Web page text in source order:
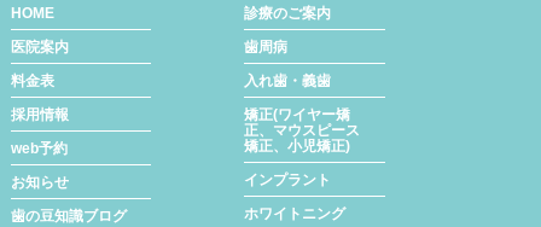
HOME
医院案内
料金表
採用情報
web予約
お知らせ
歯の豆知識ブログ
診療のご案内
歯周病
入れ歯・義歯
矯正(ワイヤー矯
正、マウスピース
矯正、小児矯正)
インプラント
ホワイトニング